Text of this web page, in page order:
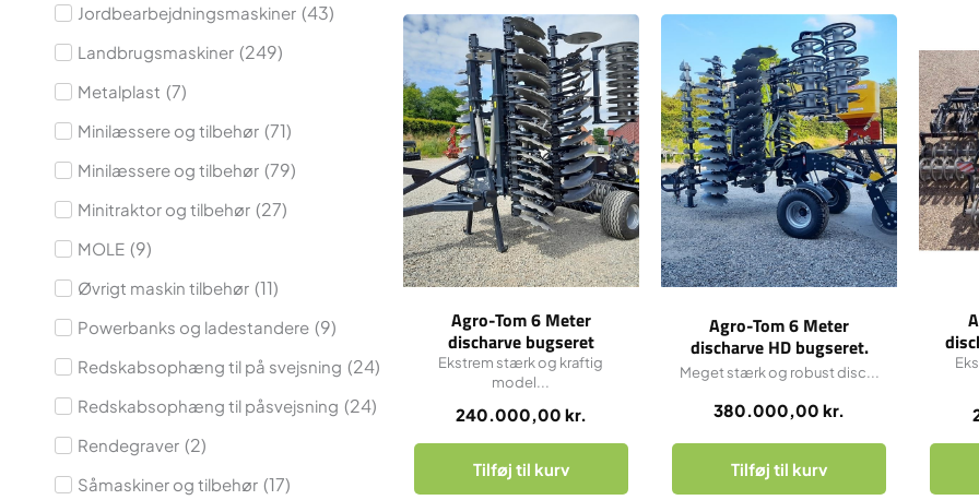
Jordbearbejdningsmaskiner (43)
Landbrugsmaskiner (249)
Metalplast (7)
Minilæssere og tilbehør (71)
Minilæssere og tilbehør (79)
Minitraktor og tilbehør (27)
MOLE (9)
Øvrigt maskin tilbehør (11)
Powerbanks og ladestandere (9)
Redskabsophæng til på svejsning (24)
Redskabsophæng til påsvejsning (24)
Rendegraver (2)
Såmaskiner og tilbehør (17)
Agro-Tom 6 Meter
discharve bugseret
240.000,00 kr.
Ekstrem stærk og kraftig
model...
Tilføj til kurv
Agro-Tom 6 Meter
discharve HD bugseret.
Med frøudstyr.
380.000,00kr.
Meget stærk og robust disc...
Tilføj til kurv